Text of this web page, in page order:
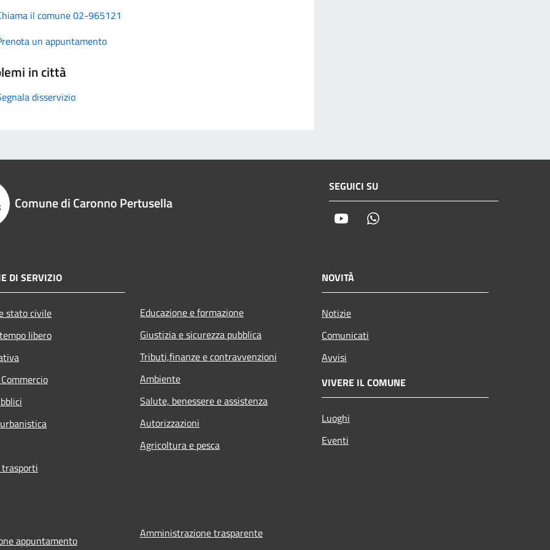
il comune 02-965121
un appuntamento
in città
disservizio
Comune di Caronno Pertusella
SEGUICI SU
Youtube
DI SERVIZIO
stato civile
libero
Educazione e formazione
Giustizia e sicurezza pubblica
Tributi,finanze e contravvenzioni
Ambiente
Salute, benessere e assistenza
Autorizzazioni
Agricoltura e pesca
NOVITÀ
Notizie
Comunicati
Avvisi
VIVERE IL COMUNE
Luoghi
Eventi
appuntamento
Amministrazione trasparente